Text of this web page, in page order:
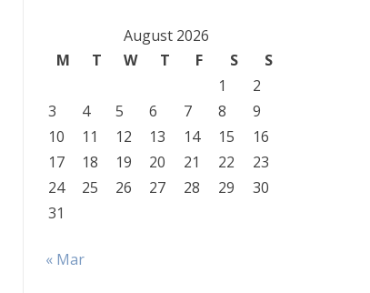
August 2026
M
T W T F S
S
1
2
3
4 5 6 7 8
9
10
11 12 13 14 15
16
17
18 19 20 21 22
23
24
25 26 27 28 29
30
31
« Mar